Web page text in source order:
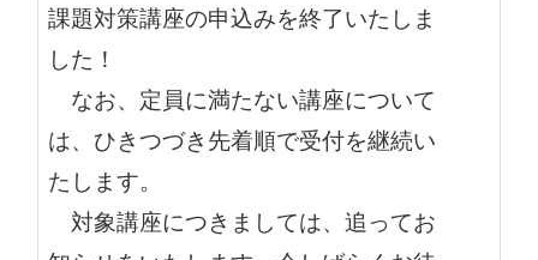
課題対策講座の申込みを終了いたしま
した！
なお、定員に満たない講座について
は、ひきつづき先着順で受付を継続い
たします。
対象講座につきましては、追ってお